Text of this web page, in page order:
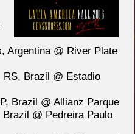
Argentina @ River Plate
RS, Brazil @ Estadio
Brazil @ Allianz Parque
@ Pedreira Paulo